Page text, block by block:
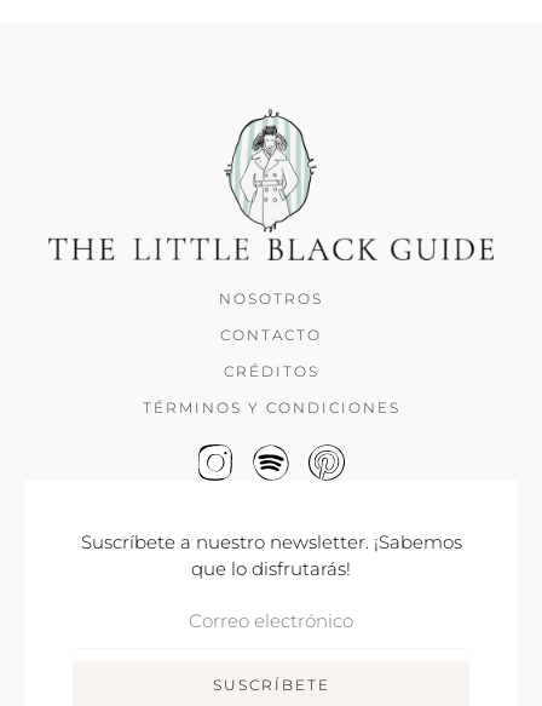
NOSOTROS
CONTACTO
CRÉDITOS
TÉRMINOS Y CONDICIONES
Suscríbete a nuestro newsletter. ¡Sabemos
que lo disfrutarás!
SUSCRÍBETE